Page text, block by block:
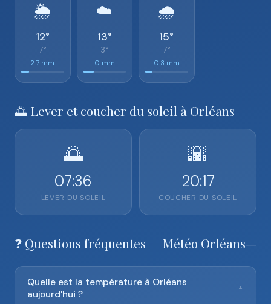
🌦️
12°
7°
2.7 mm
☁️
13°
3°
0 mm
🌧️
15°
7°
0.3 mm
🌅 Lever et coucher du soleil à Orléans
🌅
07:36
LEVER DU SOLEIL
🌇
20:17
COUCHER DU SOLEIL
❓ Questions fréquentes — Météo Orléans
Quelle est la température à Orléans
aujourd'hui ?
▼